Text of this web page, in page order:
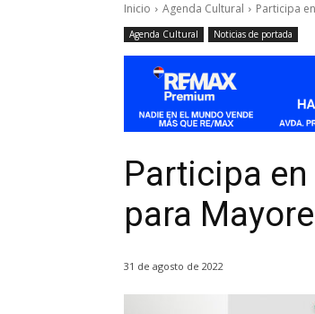
Inicio Agenda Cultural Participa
Agenda Cultural Noticias de portada
Participa
para
31 de agosto de 2022